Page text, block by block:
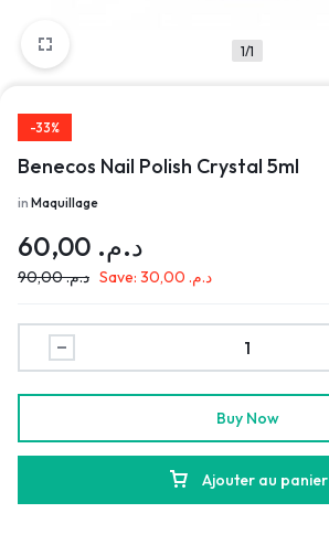
1/1
-33%
Benecos Nail Polish Crystal 5ml
in Maquillage
د.م.
د.م.90,00 Save: د.م.
Ajouter au panier
Buy Now